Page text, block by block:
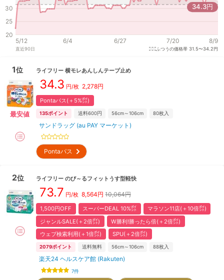
20
25
30
5/12 6/4 6/27 7/20 8/9
34.3円
直近90日 ふつうの価格帯31.5〜34.2円
1位
最安値
ライフリー 横モレあんしんテープ止め
34.3 円/枚 2,278円
Pontaパス(＋5%㌽)
135ポイント 送料600円 56cm～106cm 80枚入
サンドラッグ (au PAY マーケット)
Pontaパス
2位 ライフリー のび～るフィットうす型軽快
73.7 円/枚 8,564円 10,064円
1,500円OFF スーパーDEAL 10%㌽
マラソン11店(＋10倍㌽)
ジャンルSALE(＋2倍㌽)
W勝利!勝ったら倍(＋2倍㌽)
ウェブ検索利用(＋1倍㌽)
SPU(＋2倍㌽)
2079ポイント 送料無料 56cm～106cm 88枚入
楽天24 ヘルスケア館 (Rakuten)
7件